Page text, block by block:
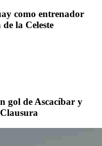
como entrenador
la Celeste
gol de Ascacíbar y